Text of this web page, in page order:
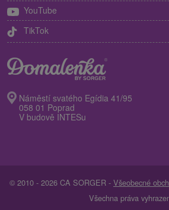
YouTube
TikTok
Náměstí svatého Egídia 41/95
058 01 Poprad
V budově INTESu
© 2010 - 2026 CA SORGER - Všeobecné
Všechna práva